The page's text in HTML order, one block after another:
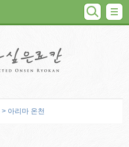
검색
> 아리마 온천